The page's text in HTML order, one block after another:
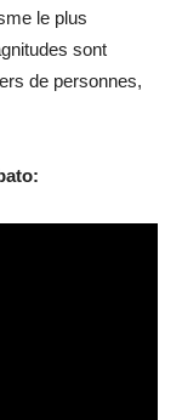
le plus
sont
de personnes,